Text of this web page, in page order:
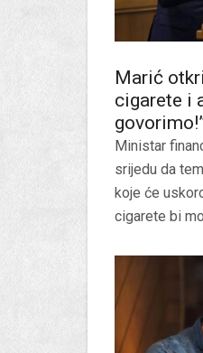
Marić
cigarete i
Ministar
srijedu da
koje će
cigarete bi